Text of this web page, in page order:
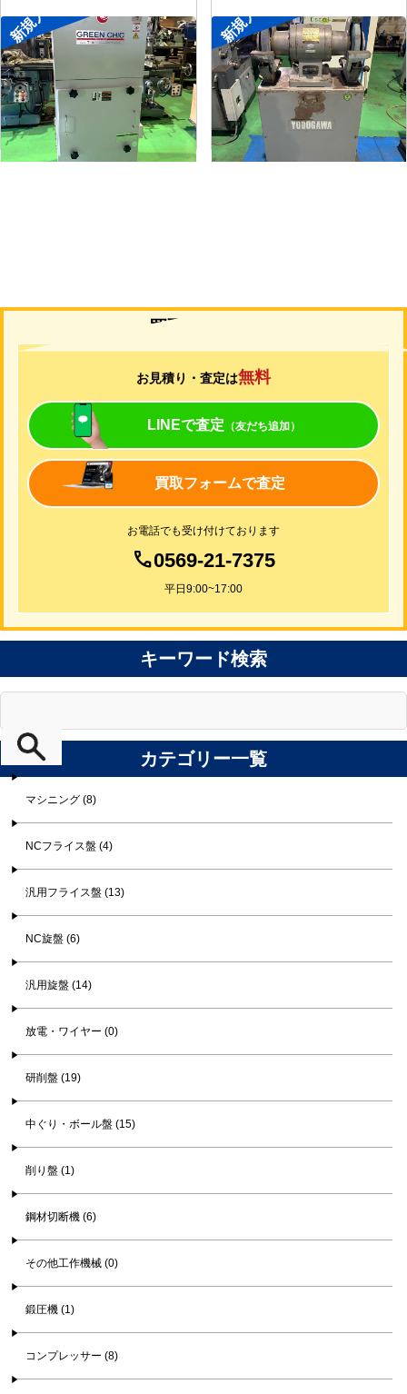
新規入荷
集塵機
メーカー
形 式RD100-1-1.5M
年
新規入荷
両頭グラインダー
メーカー 淀川電機
形 FG-255T
年
買取について
お見積り・査定は無料
LINEで査定 （友だち追加）
買取フォームで査定
お電話でも受け付けております
0569-21-7375
平日9:00~17:00
キーワード検索
カテゴリー一覧
マシニング (8)
NCフライス盤 (4)
汎用フライス盤 (13)
NC旋盤 (6)
汎用旋盤 (14)
放電・ワイヤー (0)
研削盤 (19)
中ぐり・ボール盤 (15)
削り盤 (1)
鋼材切断機 (6)
その他工作機械 (0)
鍛圧機 (1)
コンプレッサー (8)